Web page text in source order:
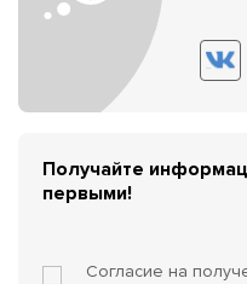
Получайте
первыми!
Согласие на